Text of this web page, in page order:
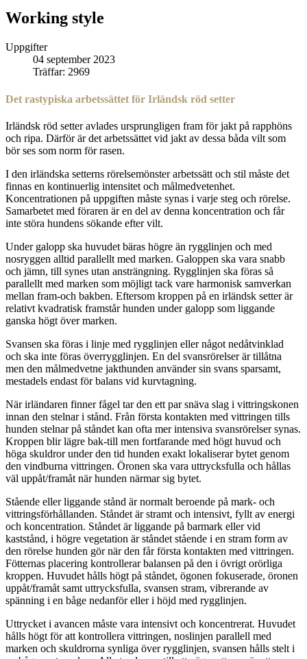
Working style
Uppgifter
04 september 2023
Träffar: 2969
Det rastypiska arbetssättet för Irländsk röd setter
Irländsk röd setter avlades ursprungligen fram för jakt på rapphöns
och ripa. Därför är det arbetssättet vid jakt av dessa båda vilt som
bör ses som norm för rasen.
I den irländska setterns rörelsemönster arbetssätt och stil måste det
finnas en kontinuerlig intensitet och målmedvetenhet.
Koncentrationen på uppgiften måste synas i varje steg och rörelse.
Samarbetet med föraren är en del av denna koncentration och får
inte störa hundens sökande efter vilt.
Under galopp ska huvudet bäras högre än rygglinjen och med
nosryggen alltid parallellt med marken. Galoppen ska vara snabb
och jämn, till synes utan ansträngning. Rygglinjen ska föras så
parallellt med marken som möjligt tack vare harmonisk samverkan
mellan fram-och bakben. Eftersom kroppen på en irländsk setter är
relativt kvadratisk framstår hunden under galopp som liggande
ganska högt över marken.
Svansen ska föras i linje med rygglinjen eller något nedåtvinklad
och ska inte föras överrygglinjen. En del svansrörelser är tillåtna
men den målmedvetne jakthunden använder sin svans sparsamt,
mestadels endast för balans vid kurvtagning.
När irländaren finner fågel tar den ett par snäva slag i vittringskonen
innan den stelnar i stånd. Från första kontakten med vittringen tills
hunden stelnar på ståndet kan ofta mer intensiva svansrörelser synas.
Kroppen blir lägre bak-till men fortfarande med högt huvud och
höga skuldror under den tid hunden exakt lokaliserar bytet genom
den vindburna vittringen. Öronen ska vara uttrycksfulla och hållas
väl uppåt/framåt när hunden närmar sig bytet.
Stående eller liggande stånd är normalt beroende på mark- och
vittringsförhållanden. Ståndet är stramt och intensivt, fyllt av energi
och koncentration. Ståndet är liggande på barmark eller vid
kaststånd, i högre vegetation är ståndet stående i en stram form av
den rörelse hunden gör när den får första kontakten med vittringen.
Fötternas placering kontrollerar balansen på den i övrigt orörliga
kroppen. Huvudet hålls högt på ståndet, ögonen fokuserade, öronen
uppåt/framåt samt uttrycksfulla, svansen stram, vibrerande av
spänning i en båge nedanför eller i höjd med rygglinjen.
Uttrycket i avancen måste vara intensivt och koncentrerat. Huvudet
hålls högt för att kontrollera vittringen, noslinjen parallell med
marken och skuldrorna synliga över rygglinjen, svansen hålls stelt i